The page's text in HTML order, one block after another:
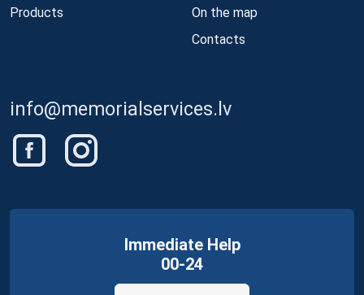
Products
On the map
Contacts
info@memorialservices.lv
Immediate Help
00-24